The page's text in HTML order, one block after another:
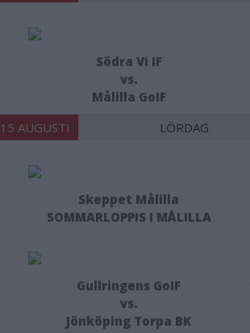
Södra Vi IF
vs.
Målilla GoIF
15 AUGUSTI LÖRDAG
Skeppet Målilla
SOMMARLOPPIS I MÅLILLA
Gullringens GoIF
vs.
Jönköping Torpa BK